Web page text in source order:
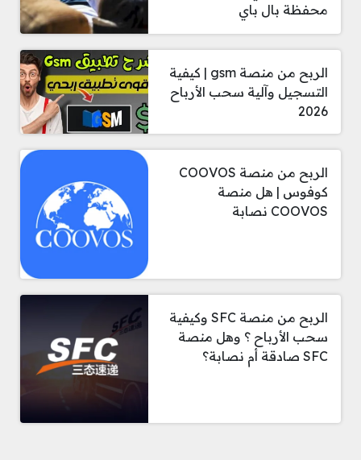
محفظة بال باي
الربح من منصة gsm | كيفية
التسجيل وآلية سحب الأرباح
2026
الربح من منصة COOVOS
كوفوس | هل منصة
COOVOS نصابة
الربح من منصة SFC وكيفية
سحب الأرباح ؟ وهل منصة
SFC صادقة أم نصابة؟